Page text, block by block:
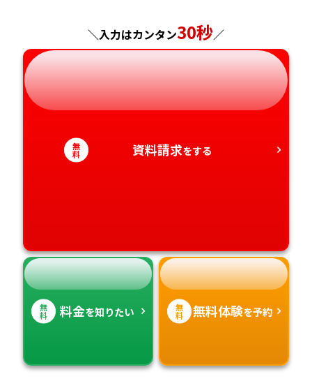
神奈川県
岐阜県
静岡県
愛知県
奈良県
和歌山県
山口県
徳島県
香川県
長崎県
熊本県
大分県
宮崎県
＼入力はカンタン30秒／
無
料 資料請求をする
無
料 料金を知りたい 無
料 無料体験を予約